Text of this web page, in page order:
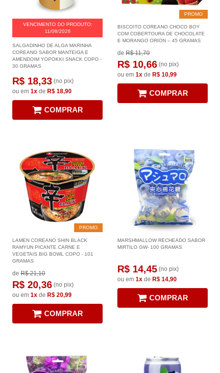
VENCIMENTO DO PRODUTO:
11/08/2026
SALGADINHO DE ALGA MARINHA
COREANO SABOR MANTEIGA E
AMENDOIM YOPOKKI SNACK COPO -
30 GRAMAS
R$ 18,33 (no pix)
ou em 1x de R$ 18,90
COMPRAR
PROMO
BISCOITO COREANO CHOCO BOY
COM COBERTOURA DE CHOCOLATE
E MORANGO ORION – 45 GRAMAS
de R$ 11,70
R$ 10,66 (no pix)
ou em 1x de R$ 10,99
COMPRAR
PROMO
LAMEN COREANO SHIN BLACK
RAMYUN PICANTE CARNE E
VEGETAIS BIG BOWL COPO - 101
GRAMAS
de R$ 21,10
R$ 20,36 (no pix)
ou em 1x de R$ 20,99
COMPRAR
MARSHMALLOW RECHEADO SABOR
MIRTILO GW- 100 GRAMAS
R$ 14,45 (no pix)
ou em 1x de R$ 14,90
COMPRAR